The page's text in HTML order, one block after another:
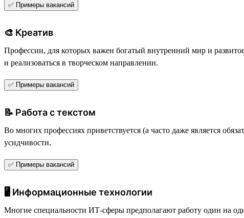
✅ Примеры вакансий
🎨 Креатив
Профессии, для которых важен богатый внутренний мир и
и реализоваться в творческом направлении.
✅ Примеры вакансий
📝 Работа с текстом
Во многих профессиях приветствуется (а часто даже является
усидчивости.
✅ Примеры вакансий
🖥 Информационные технологии
Многие специальности ИТ-сферы предполагают работу один на